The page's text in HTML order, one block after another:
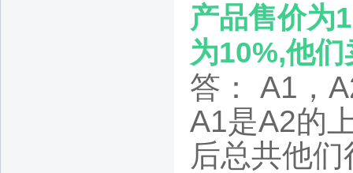
产品售价为
为10%,他
答： A1，
A1是A2的
后总共他